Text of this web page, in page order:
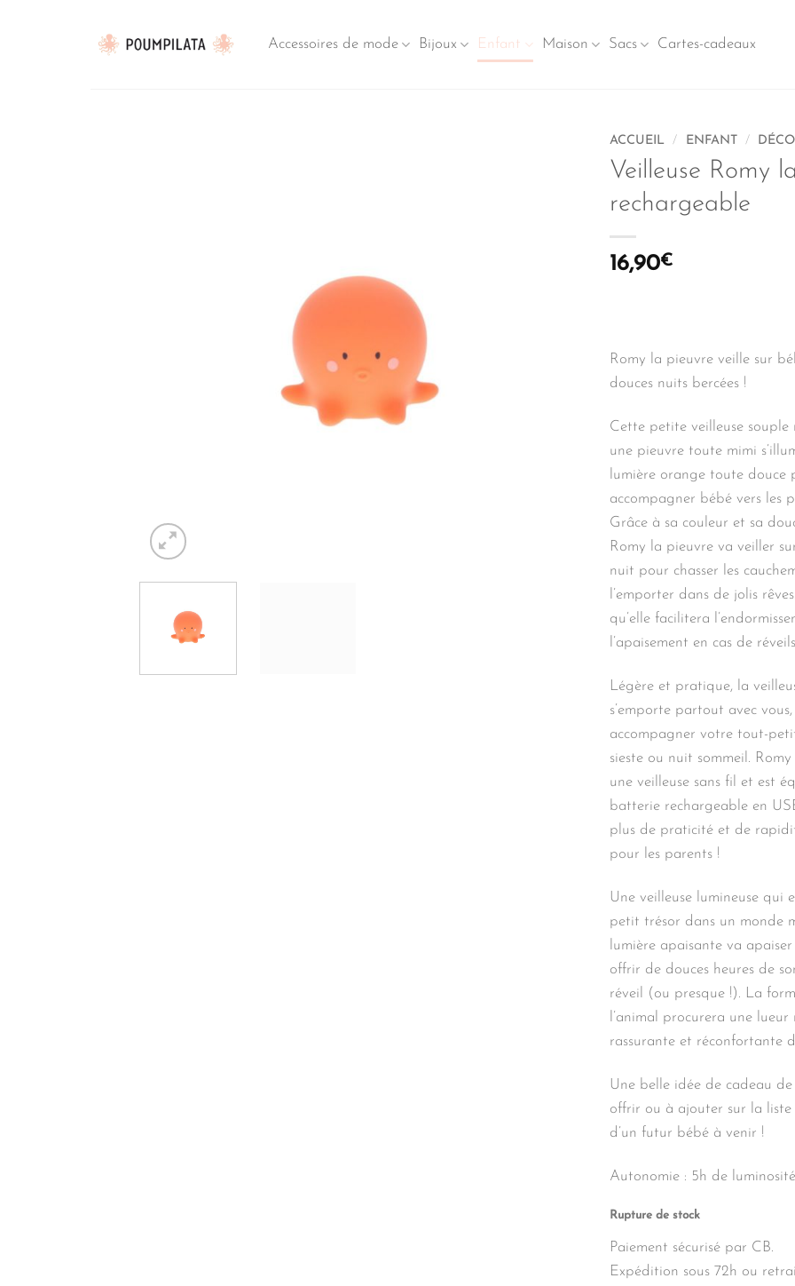
contenu
Accessoires de mode Bijoux Enfant Maison Sacs Cartes-cadeaux
ACCUEIL / ENFANT /
Veilleuse Romy
rechargeable
16,90€
Romy la pieuvre veille sur
douces nuits bercées !
Cette petite veilleuse souple
une pieuvre toute mimi
lumière orange toute douce
accompagner bébé vers les
Grâce à sa couleur et sa
Romy la pieuvre va veiller
nuit pour chasser les
l’emporter dans de jolis
qu’elle facilitera
l’apaisement en cas de
Légère et pratique, la
s’emporte partout avec
accompagner votre tout-
sieste ou nuit sommeil.
une veilleuse sans fil et est
batterie rechargeable en
plus de praticité et de
pour les parents !
Une veilleuse lumineuse qui
petit trésor dans un monde
lumière apaisante va
offrir de douces heures de
réveil (ou presque !). La
l’animal procurera une lueur
rassurante et réconfortante
Une belle idée de cadeau de
offrir ou à ajouter sur la liste
d’un futur bébé à venir !
Autonomie : 5h de
Rupture de stock
Paiement sécurisé par CB.
Expédition sous 72h ou